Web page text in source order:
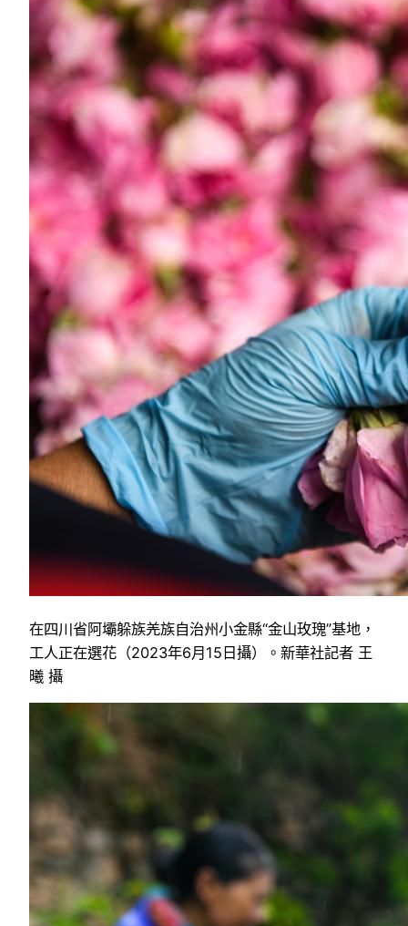
在四川省阿壩躲族羌族自治州小金縣“金山玫瑰”基地，
工人正在選花（2023年6月15日攝）。新華社記者 王
曦 攝